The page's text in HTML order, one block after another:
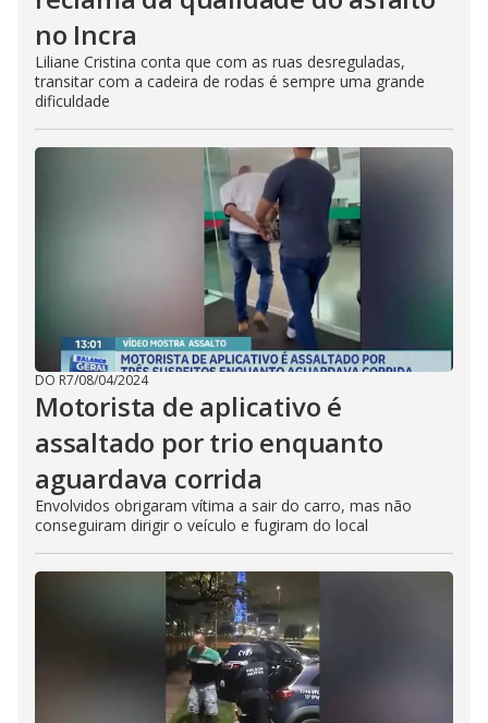
no Incra
Liliane Cristina conta que com as ruas desreguladas,
transitar com a cadeira de rodas é sempre uma grande
dificuldade
DO R7/08/04/2024
Motorista de aplicativo é
assaltado por trio enquanto
aguardava corrida
Envolvidos obrigaram vítima a sair do carro, mas não
conseguiram dirigir o veículo e fugiram do local